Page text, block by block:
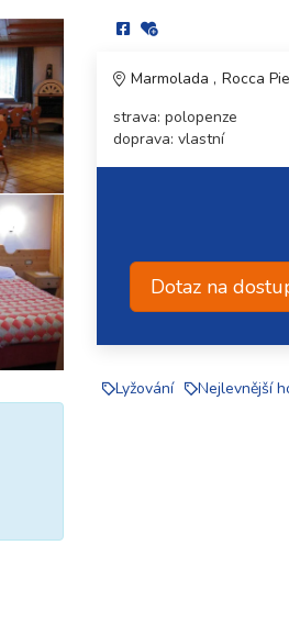
Marmolada
Rocca
strava: polopenze
doprava: vlastní
Dotaz na
Lyžování Nejlevnější